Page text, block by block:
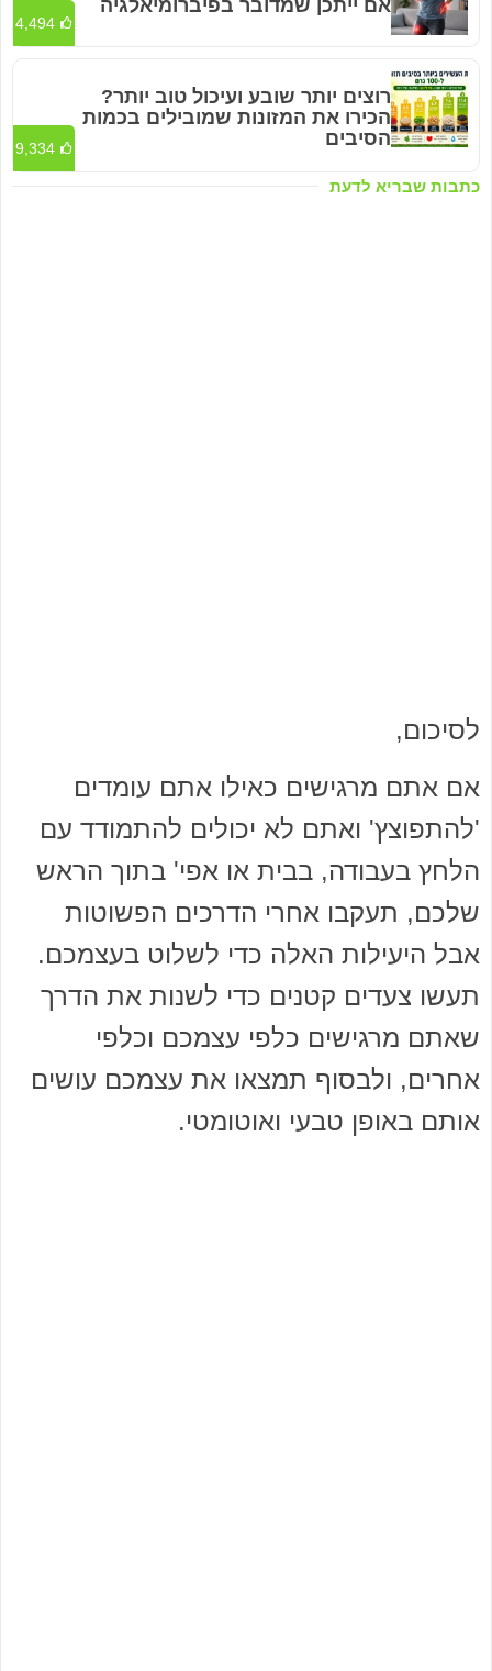
כתבות שבריא לדעת
אם ייתכן שמדובר בפיברומיאלגיה
4,494
רוצים יותר שובע ועיכול טוב יותר?
הכירו את המזונות שמובילים בכמות
הסיבים
9,334
לסיכום,
אם אתם מרגישים כאילו אתם עומדים
'להתפוצץ' ואתם לא יכולים להתמודד עם
הלחץ בעבודה, בבית או אפי' בתוך הראש
שלכם, תעקבו אחרי הדרכים הפשוטות
אבל היעילות האלה כדי לשלוט בעצמכם.
תעשו צעדים קטנים כדי לשנות את הדרך
שאתם מרגישים כלפי עצמכם וכלפי
אחרים, ולבסוף תמצאו את עצמכם עושים
אותם באופן טבעי ואוטומטי.